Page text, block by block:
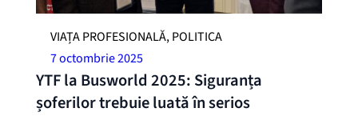
VIAȚA PROFESIONALĂ, POLITICA
7 octombrie 2025
YTF la Busworld 2025: Siguranța
șoferilor trebuie luată în serios